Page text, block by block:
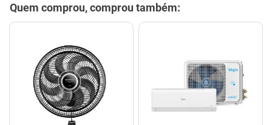
Quem comprou, comprou também: